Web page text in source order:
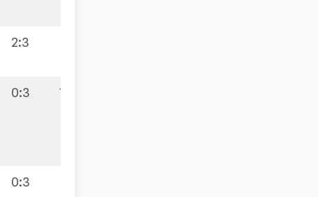
2:3
0:3 1:9
0:3